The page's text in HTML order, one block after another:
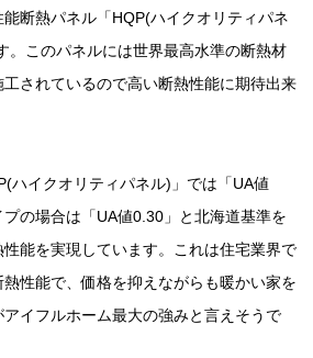
断熱パネル「HQP(ハイクオリティパネ
。このパネルには世界最高水準の断熱材
工されているので高い断熱性能に期待出来
ハイクオリティパネル)」では「UA値
の場合は「UA値0.30」と北海道基準を
能を実現しています。これは住宅業界で
性能で、価格を抑えながらも暖かい家を
イフルホーム最大の強みと言えそうで